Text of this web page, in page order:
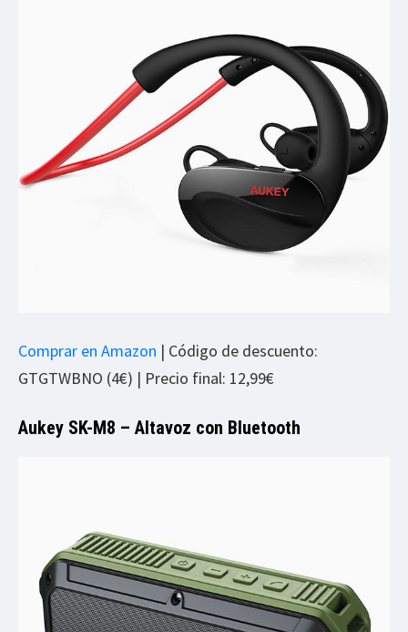
Comprar en Amazon | Código de descuento:
GTGTWBNO (4€) | Precio final: 12,99€
Aukey SK-M8 – Altavoz con Bluetooth